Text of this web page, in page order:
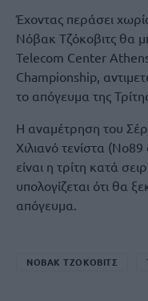
Έχοντας περάσει
Νόβακ Τζόκοβιτς θα
Telecom Center
Championship,
το απόγευμα της
Η αναμέτρηση του
Χιλιανό τενίστα
είναι η τρίτη κατά
υπολογίζεται ότι θα
απόγευμα.
ΝΟΒΑΚ ΤΖΟΚΟΒΙΤΣ